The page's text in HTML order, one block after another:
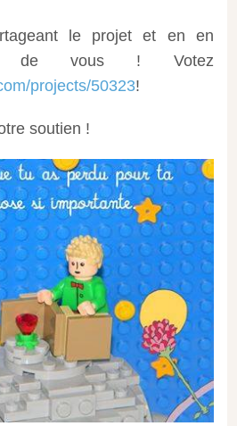
le projet et en en
de vous ! Votez
projects/50323!
soutien !